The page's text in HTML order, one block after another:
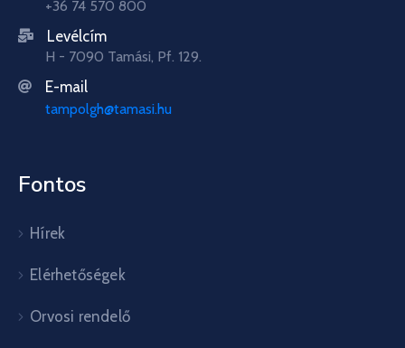
+36 74 570 800
Levélcím
H - 7090 Tamási, Pf. 129.
E-mail
tampolgh@tamasi.hu
Fontos
Hírek
Elérhetőségek
Orvosi rendelő